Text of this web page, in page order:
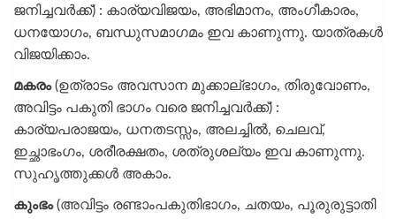
ജനിച്ചവർക്ക്) : കാര്യവിജയം, അഭിമാനം, അംഗീകാരം,
ധനയോഗം, ബന്ധുസമാഗമം ഇവ കാണുന്നു. യാത്രകൾ
വിജയിക്കാം.
മകരം(ഉത്രാടം അവസാന മുക്കാല്ഭാഗം, തിരുവോണം,
അവിട്ടം പകുതി ഭാഗം വരെ ജനിച്ചവർക്ക്) :
കാര്യപരാജയം, ധനതടസ്സം, അലച്ചിൽ, ചെലവ്,
ഇച്ഛാഭംഗം, ശരീരക്ഷതം, ശത്രുശല്യം ഇവ കാണുന്നു.
സുഹൃത്തുക്കൾ അകാം.
കുംഭം(അവിട്ടം രണ്ടാംപകുതിഭാഗം, ചതയം, പൂരുരുട്ടാതി